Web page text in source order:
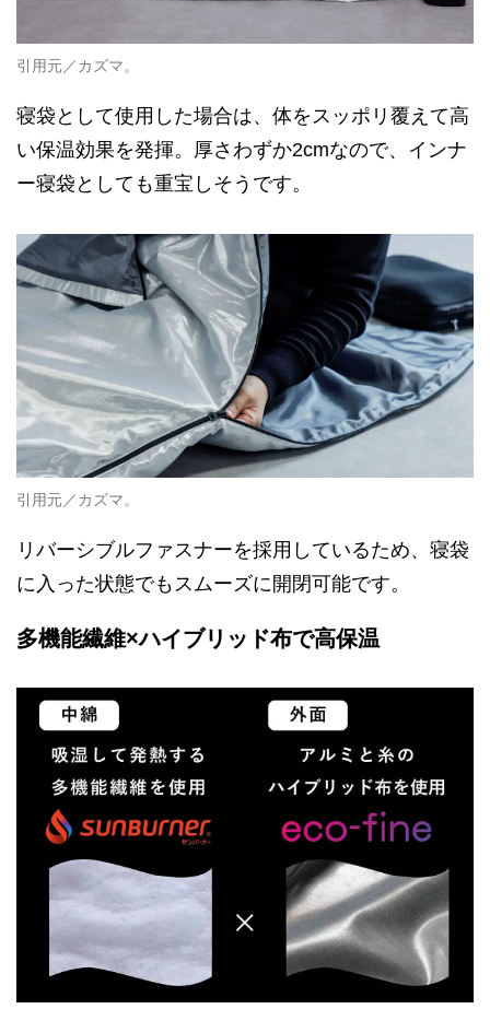
引用元／カズマ。
寝袋として使用した場合は、体をスッポリ覆えて高
い保温効果を発揮。厚さわずか2cmなので、インナ
ー寝袋としても重宝しそうです。
引用元／カズマ。
リバーシブルファスナーを採用しているため、寝袋
に入った状態でもスムーズに開閉可能です。
多機能繊維×ハイブリッド布で高保温